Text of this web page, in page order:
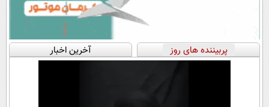
پربیننده های روز آخرین اخبار